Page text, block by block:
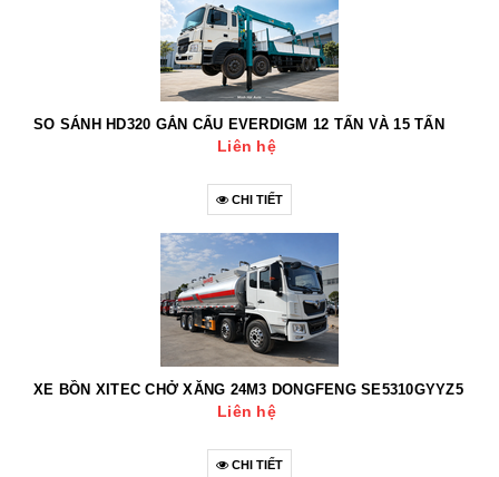
SO SÁNH HD320 GẮN CẨU EVERDIGM 12 TẤN VÀ 15 TẤN
Liên hệ
CHI TIẾT
XE BỒN XITEC CHỞ XĂNG 24M3 DONGFENG SE5310GYYZ5
Liên hệ
CHI TIẾT